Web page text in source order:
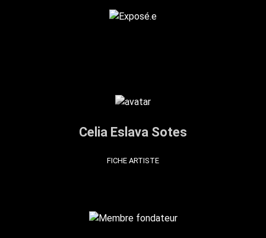
Celia Eslava Sotes
FICHE ARTISTE